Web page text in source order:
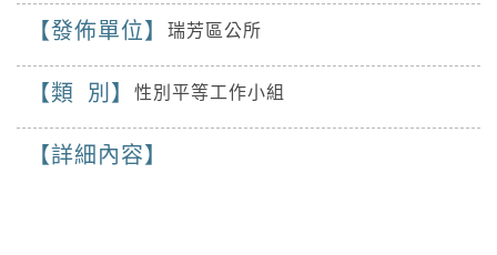
澎湖縣、連江縣局部地區有平均風6級以上或陣
風8級以上發生的機率(黃色燈號)，請注意。
2026-08-08, 22:17│水利署
08/08 22:10 水利署訊: 疏洪一路/疏洪四路交叉
口測站)已達黃燈警戒，淹水深度已達10公分以
道路封閉
2026-08-08, 21:00│交通部公路局
新北市 八里區 台61線 0K+0~2K+0。受損狀況/
發佈單位 瑞芳區公所
類 別 性別平等工作小組
詳細內容